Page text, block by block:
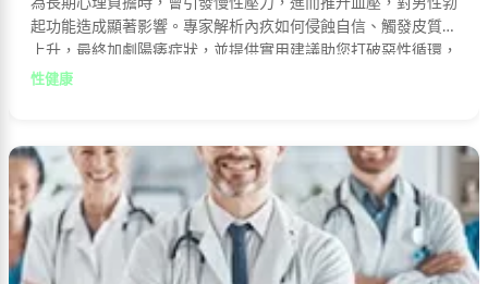
起功能造成顯著影響。專家解析內疚如何侵蝕自信、觸發皮質醇
上升，最終加劇陽痿症狀，並提供實用建議助您打破惡性循環，
重獲健康與自信。
性健康